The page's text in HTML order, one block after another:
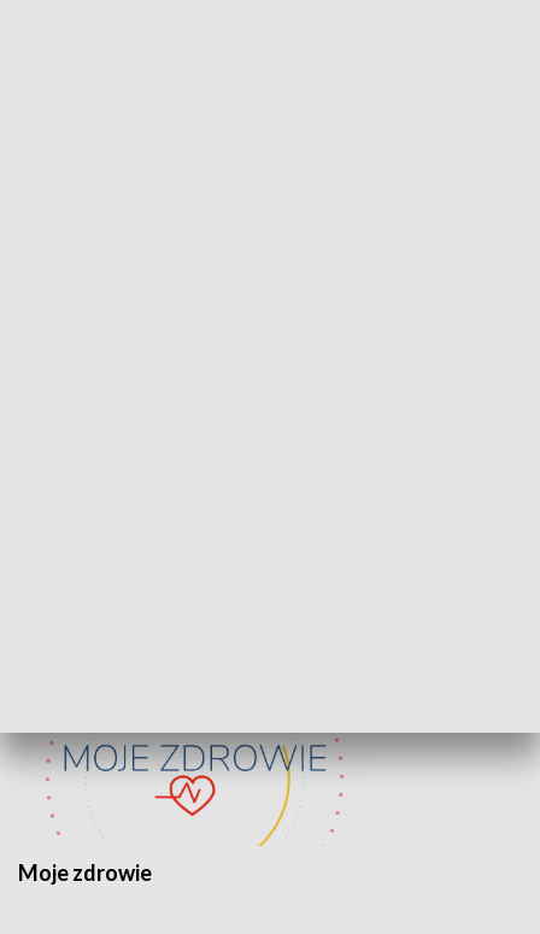
Moje zdrowie